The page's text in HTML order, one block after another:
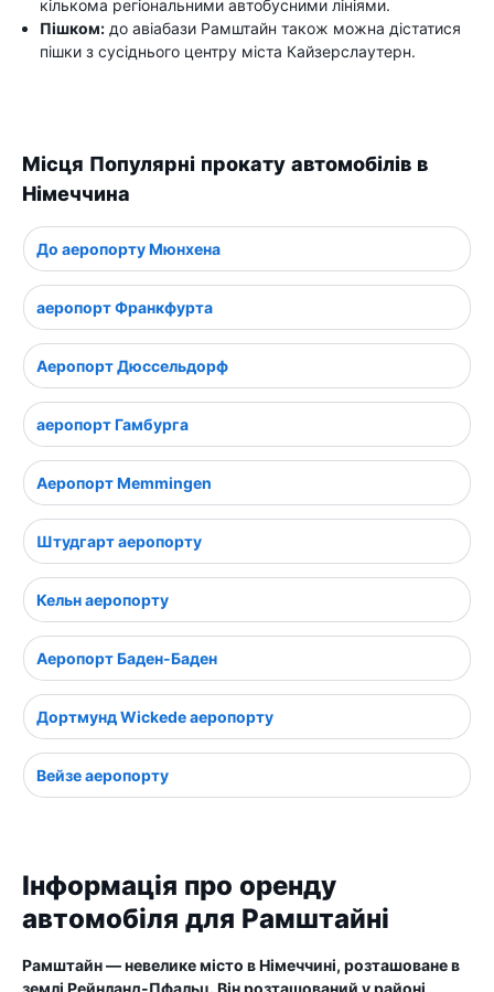
кількома регіональними автобусними лініями.
Пішком: до авіабази Рамштайн також можна дістатися
пішки з сусіднього центру міста Кайзерслаутерн.
Місця Популярні прокату автомобілів в
Німеччина
До аеропорту Мюнхена
аеропорт Франкфурта
Аеропорт Дюссельдорф
аеропорт Гамбурга
Аеропорт Memmingen
Штудгарт аеропорту
Кельн аеропорту
Аеропорт Баден-Баден
Дортмунд Wickede аеропорту
Вейзе аеропорту
Інформація про оренду
автомобіля для Рамштайні
Рамштайн — невелике місто в Німеччині, розташоване в
землі Рейнланд-Пфальц. Він розташований у районі